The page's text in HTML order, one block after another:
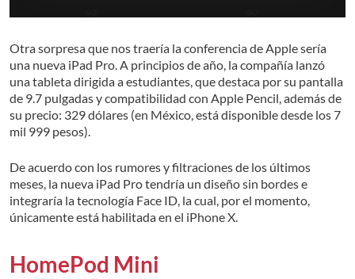
Otra sorpresa que nos traería la conferencia de Apple sería
una nueva iPad Pro. A principios de año, la compañía lanzó
una tableta dirigida a estudiantes, que destaca por su pantalla
de 9.7 pulgadas y compatibilidad con Apple Pencil, además de
su precio: 329 dólares (en México, está disponible desde los 7
mil 999 pesos).
De acuerdo con los rumores y filtraciones de los últimos
meses, la nueva iPad Pro tendría un diseño sin bordes e
integraría la tecnología Face ID, la cual, por el momento,
únicamente está habilitada en el iPhone X.
HomePod Mini